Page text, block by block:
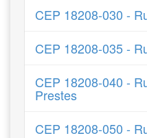
CEP 18208-030 -
CEP 18208-035 -
CEP 18208-040 -
Prestes
CEP 18208-050 -